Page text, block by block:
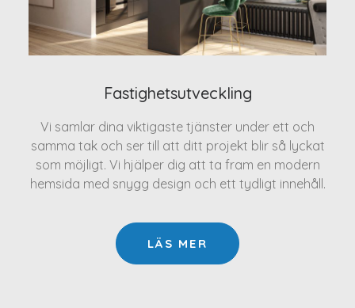
Fastighetsutveckling
Vi samlar dina viktigaste tjänster under ett och
samma tak och ser till att ditt projekt blir så lyckat
som möjligt. Vi hjälper dig att ta fram en modern
hemsida med snygg design och ett tydligt innehåll.
LÄS MER